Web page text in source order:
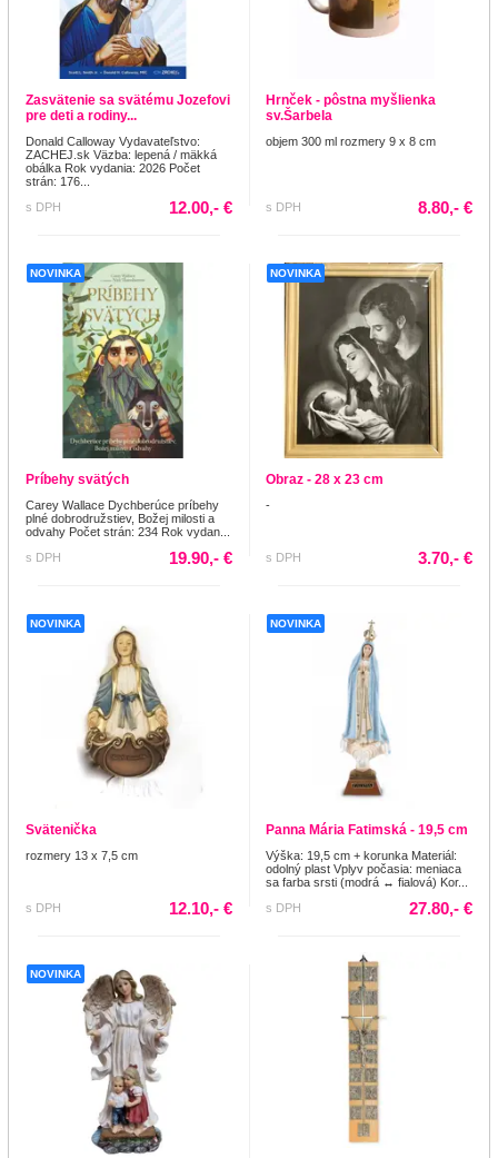
Zasvätenie sa svätému Jozefovi
pre deti a rodiny...
Donald Calloway Vydavateľstvo:
ZACHEJ.sk Väzba: lepená / mäkká
obálka Rok vydania: 2026 Počet
strán: 176...
s DPH
12.00,- €
Hrnček - pôstna myšlienka
sv.Šarbela
objem 300 ml rozmery 9 x 8 cm
s DPH 8.80,- €
NOVINKA
Príbehy svätých
Carey Wallace Dychberúce príbehy
plné dobrodružstiev, Božej milosti a
odvahy Počet strán: 234 Rok vydan...
s DPH
19.90,- €
NOVINKA
Obraz - 28 x 23 cm
-
s DPH 3.70,- €
NOVINKA
Svätenička
rozmery 13 x 7,5 cm
s DPH 12.10,- €
NOVINKA
Panna Mária Fatimská - 19,5 cm
Výška: 19,5 cm + korunka Materiál:
odolný plast Vplyv počasia: meniaca
sa farba srsti (modrá ↔ fialová) Kor...
s DPH
27.80,- €
NOVINKA